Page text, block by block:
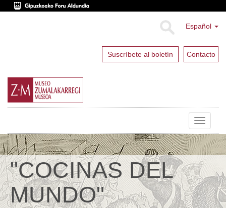
Español
Suscríbete al boletín Contacto
Toggle
"COCINAS DEL
MUNDO"